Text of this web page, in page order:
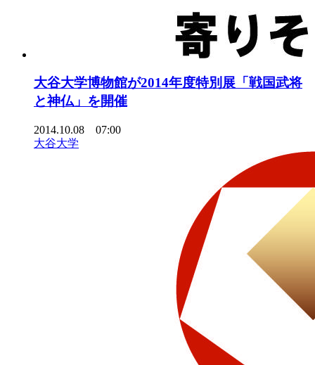
大谷大学博物館が2014年度特別展「戦国武将
と神仏」を開催
2014.10.08 07:00
大谷大学